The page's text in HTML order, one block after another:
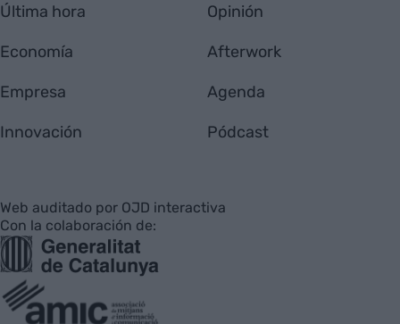
Última hora
Economía
Empresa
Innovación
Opinión
Afterwork
Agenda
Pódcast
Web auditado por OJD interactiva
Con la colaboración de: